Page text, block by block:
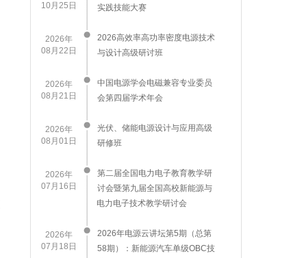
10月25日
实践技能大赛
2026年
08月22日
2026高效率高功率密度电源技术
与设计高级研讨班
2026年
08月21日
中国电源学会电磁兼容专业委员
会第四届学术年会
2026年
08月01日
​光伏、储能电源设计与应用高级
研修班
2026年
07月16日
第二届全国电力电子教育教学研
讨会暨第九届全国高校新能源与
电力电子技术教学研讨会
2026年
07月18日
2026年电源云讲坛第5期（总第
58期）：新能源汽车单级OBC技